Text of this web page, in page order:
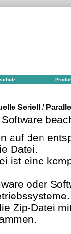
Seriell /
auf den
Datei.
ist eine
oder
Zip-Datei